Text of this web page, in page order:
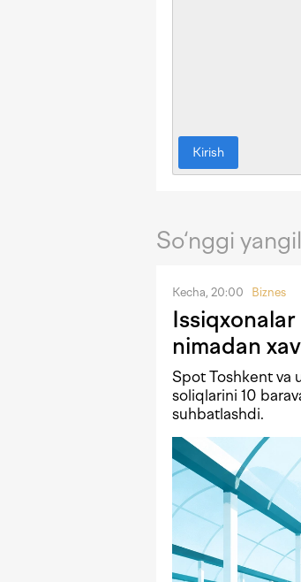
Kirish
So‘nggi
Kecha, 20:00 Biznes
nimadan
Spot Toshkent va
soliqlarini 10
suhbatlashdi.